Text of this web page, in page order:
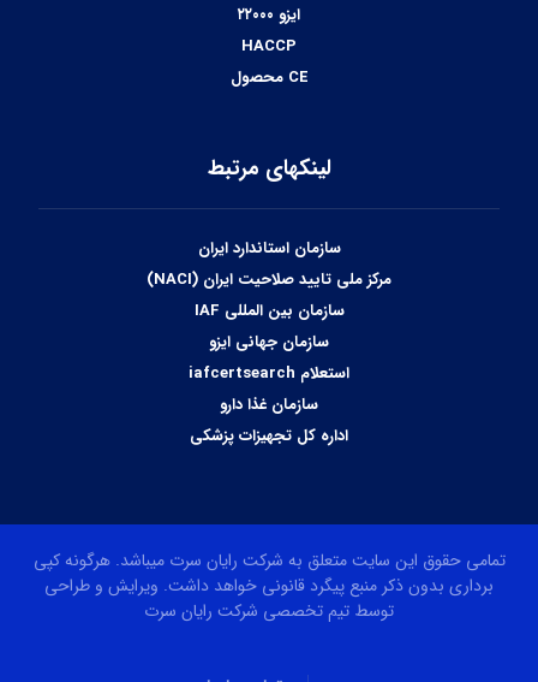
ایزو ۲۲۰۰۰
HACCP
CE محصول
لینکهای مرتبط
سازمان استاندارد ایران
مرکز ملی تایید صلاحیت ایران (NACI)
سازمان بین المللی IAF
سازمان جهانی ایزو
استعلام iafcertsearch
سازمان غذا دارو
اداره کل تجهیزات پزشکی
تمامی حقوق این سایت متعلق به شرکت رایان سرت میباشد. هرگونه کپی
برداری بدون ذکر منبع پیگرد قانونی خواهد داشت. ویرایش و طراحی
توسط تیم تخصصی شرکت رایان سرت